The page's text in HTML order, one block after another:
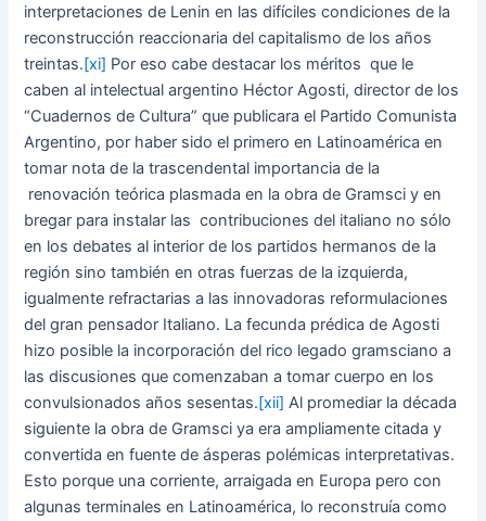
interpretaciones de Lenin en las difíciles condiciones de la
reconstrucción reaccionaria del capitalismo de los años
treintas.[xi] Por eso cabe destacar los méritos que le
caben al intelectual argentino Héctor Agosti, director de los
“Cuadernos de Cultura” que publicara el Partido Comunista
Argentino, por haber sido el primero en Latinoamérica en
tomar nota de la trascendental importancia de la
renovación teórica plasmada en la obra de Gramsci y en
bregar para instalar las contribuciones del italiano no sólo
en los debates al interior de los partidos hermanos de la
región sino también en otras fuerzas de la izquierda,
igualmente refractarias a las innovadoras reformulaciones
del gran pensador Italiano. La fecunda prédica de Agosti
hizo posible la incorporación del rico legado gramsciano a
las discusiones que comenzaban a tomar cuerpo en los
convulsionados años sesentas.[xii] Al promediar la década
siguiente la obra de Gramsci ya era ampliamente citada y
convertida en fuente de ásperas polémicas interpretativas.
Esto porque una corriente, arraigada en Europa pero con
algunas terminales en Latinoamérica, lo reconstruía como